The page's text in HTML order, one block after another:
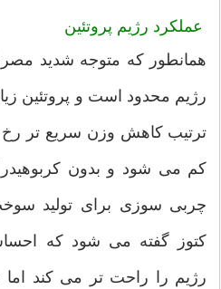
عملکرد رژیم پروتئین
همانطور که متوجه شدید
رژیم محدود است و پروتئین
ترتیب کاهش وزن سریع تر
کم می شود و بدون
چربی سوزی برای تولید
کتوز گفته می شود که
رژیم را راحت تر می کند